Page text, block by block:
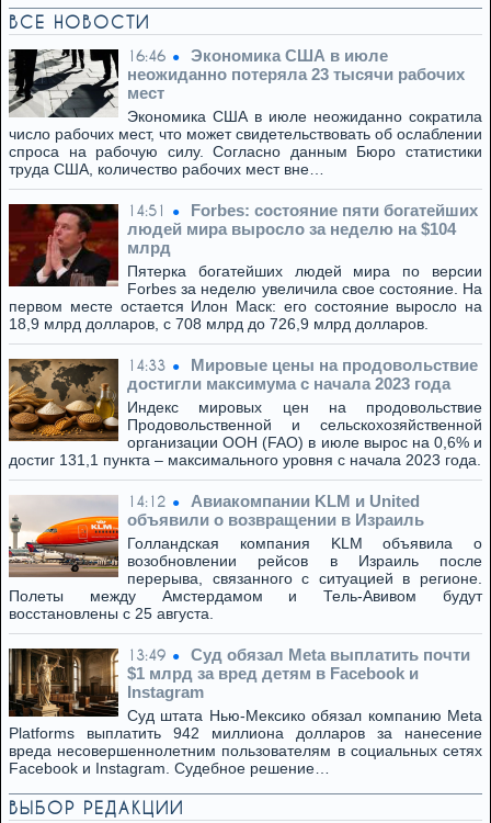
ВСЕ НОВОСТИ
16:46
Экономика США в июле
неожиданно потеряла 23 тысячи рабочих
мест
Экономика США в июле неожиданно сократила
число рабочих мест, что может свидетельствовать об ослаблении
спроса на рабочую силу. Согласно данным Бюро статистики
труда США, количество рабочих мест вне…
14:51
Forbes: состояние пяти богатейших
людей мира выросло за неделю на $104
млрд
Пятерка богатейших людей мира по версии
Forbes за неделю увеличила свое состояние. На
первом месте остается Илон Маск: его состояние выросло на
18,9 млрд долларов, с 708 млрд до 726,9 млрд долларов.
14:33
Мировые цены на продовольствие
достигли максимума с начала 2023 года
Индекс мировых цен на продовольствие
Продовольственной и сельскохозяйственной
организации ООН (FAO) в июле вырос на 0,6% и
достиг 131,1 пункта – максимального уровня с начала 2023 года.
14:12
Авиакомпании KLM и United
объявили о возвращении в Израиль
Голландская компания KLM объявила о
возобновлении рейсов в Израиль после
перерыва, связанного с ситуацией в регионе.
Полеты между Амстердамом и Тель-Авивом будут
восстановлены с 25 августа.
13:49
Суд обязал Meta выплатить почти
$1 млрд за вред детям в Facebook и
Instagram
Суд штата Нью-Мексико обязал компанию Meta
Platforms выплатить 942 миллиона долларов за нанесение
вреда несовершеннолетним пользователям в социальных сетях
Facebook и Instagram. Судебное решение…
ВЫБОР РЕДАКЦИИ